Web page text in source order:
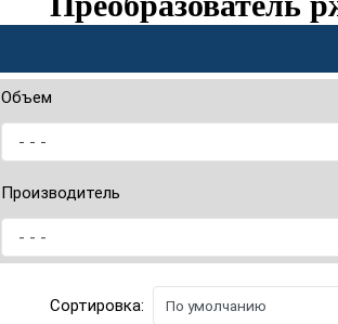
Объем
Производитель
Сортировка: